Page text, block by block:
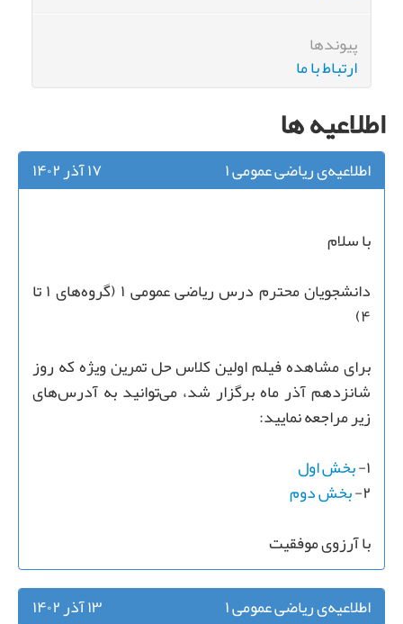
پیوندها
ارتباط با ما
اطلاعیه ها
اطلاعیه‌ی ریاضی عمومی ۱ ۱۷ آذر ۱۴۰۲
با سلام
دانشجویان محترم درس ریاضی عمومی ۱ (گروه‌های ۱ تا
۴)
برای مشاهده فیلم اولین کلاس حل تمرین ویژه که روز
شانزدهم آذر ماه برگزار شد، می‌توانید به آدرس‌های
زیر مراجعه نمایید:
۱- بخش اول
۲- بخش دوم
با آرزوی موفقیت
اطلاعیه‌ی ریاضی عمومی ۱
۱۳ آذر ۱۴۰۲